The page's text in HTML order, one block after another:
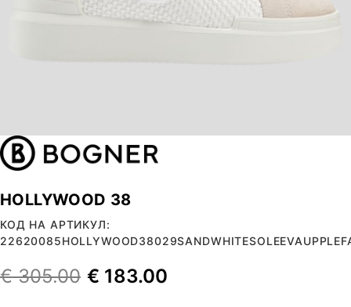
HOLLYWOOD 38
КОД НА АРТИКУЛ:
€305.00 € 183.00